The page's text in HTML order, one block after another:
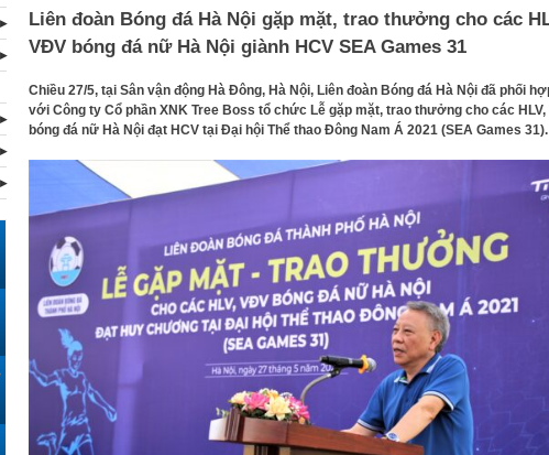
Liên đoàn Bóng đá Hà Nội gặp mặt, trao thưởng cho các
VĐV bóng đá nữ Hà Nội giành HCV SEA Games 31
Chiều 27/5, tại Sân vận động Hà Đông, Hà Nội, Liên đoàn Bóng đá Hà Nội đã phối
với Công ty Cổ phần XNK Tree Boss tổ chức Lễ gặp mặt, trao thưởng cho các HLV,
bóng đá nữ Hà Nội đạt HCV tại Đại hội Thể thao Đông Nam Á 2021 (SEA Games 31).